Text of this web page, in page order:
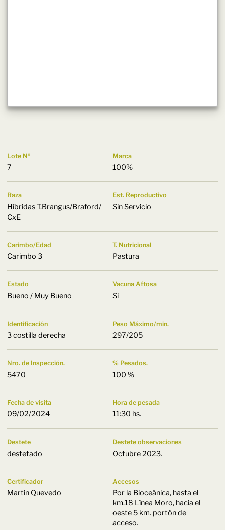
Lote Nº
7
Marca
100%
Raza
Híbridas T.Brangus/Braford/
CxE
Est. Reproductivo
Sin Servicio
Carimbo/Edad
Carimbo 3
T. Nutricional
Pastura
Estado
Bueno / Muy Bueno
Vacuna Aftosa
Si
Identificación
3 costilla derecha
Peso Máximo/min.
297/205
Nro. de Inspección.
5470
% Pesados.
100 %
Fecha de visita
09/02/2024
Hora de pesada
11:30 hs.
Destete
destetado
Destete observaciones
Octubre 2023.
Certificador
Martin Quevedo
Accesos
Por la Bioceánica, hasta el
km.18 Línea Moro, hacia el
oeste 5 km. portón de
acceso.